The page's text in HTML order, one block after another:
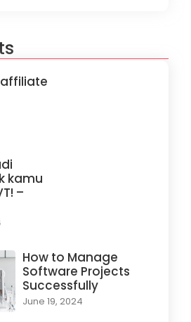
affiliate
kamu
–
How to Manage
Software Projects
Successfully
June 19, 2024